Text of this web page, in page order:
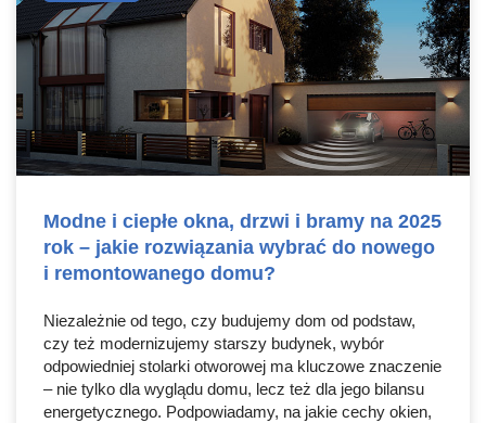
Modne i ciepłe okna, drzwi i bramy na 2025
rok – jakie rozwiązania wybrać do nowego
i remontowanego domu?
Niezależnie od tego, czy budujemy dom od podstaw,
czy też modernizujemy starszy budynek, wybór
odpowiedniej stolarki otworowej ma kluczowe znaczenie
– nie tylko dla wyglądu domu, lecz też dla jego bilansu
energetycznego. Podpowiadamy, na jakie cechy okien,